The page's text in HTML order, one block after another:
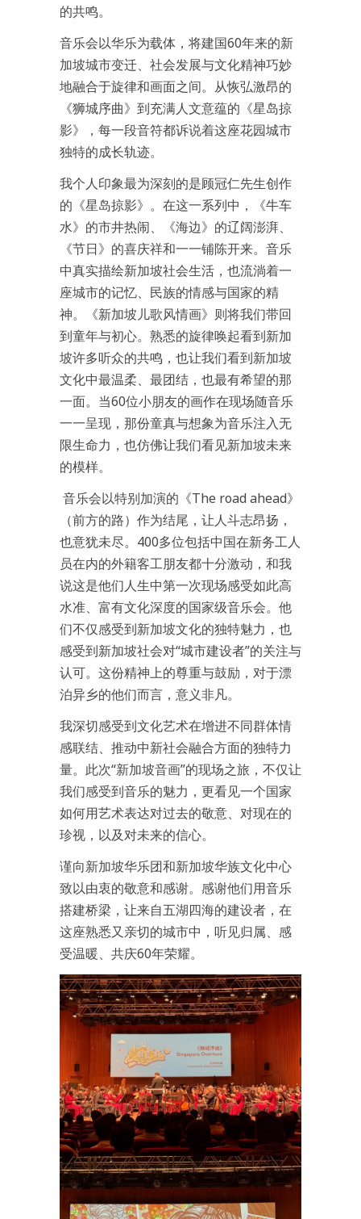
的共鸣。
音乐会以华乐为载体，将建国60年来的新
加坡城市变迁、社会发展与文化精神巧妙
地融合于旋律和画面之间。从恢弘激昂的
《狮城序曲》到充满人文意蕴的《星岛掠
影》，每一段音符都诉说着这座花园城市
独特的成长轨迹。
我个人印象最为深刻的是顾冠仁先生创作
的《星岛掠影》。在这一系列中，《牛车
水》的市井热闹、《海边》的辽阔澎湃、
《节日》的喜庆祥和一一铺陈开来。音乐
中真实描绘新加坡社会生活，也流淌着一
座城市的记忆、民族的情感与国家的精
神。《新加坡儿歌风情画》则将我们带回
到童年与初心。熟悉的旋律唤起看到新加
坡许多听众的共鸣，也让我们看到新加坡
文化中最温柔、最团结，也最有希望的那
一面。当60位小朋友的画作在现场随音乐
一一呈现，那份童真与想象为音乐注入无
限生命力，也仿佛让我们看见新加坡未来
的模样。
音乐会以特别加演的《The road ahead》
（前方的路）作为结尾，让人斗志昂扬，
也意犹未尽。400多位包括中国在新务工人
员在内的外籍客工朋友都十分激动，和我
说这是他们人生中第一次现场感受如此高
水准、富有文化深度的国家级音乐会。他
们不仅感受到新加坡文化的独特魅力，也
感受到新加坡社会对“城市建设者”的关注与
认可。这份精神上的尊重与鼓励，对于漂
泊异乡的他们而言，意义非凡。
我深切感受到文化艺术在增进不同群体情
感联结、推动中新社会融合方面的独特力
量。此次“新加坡音画”的现场之旅，不仅让
我们感受到音乐的魅力，更看见一个国家
如何用艺术表达对过去的敬意、对现在的
珍视，以及对未来的信心。
谨向新加坡华乐团和新加坡华族文化中心
致以由衷的敬意和感谢。感谢他们用音乐
搭建桥梁，让来自五湖四海的建设者，在
这座熟悉又亲切的城市中，听见归属、感
受温暖、共庆60年荣耀。